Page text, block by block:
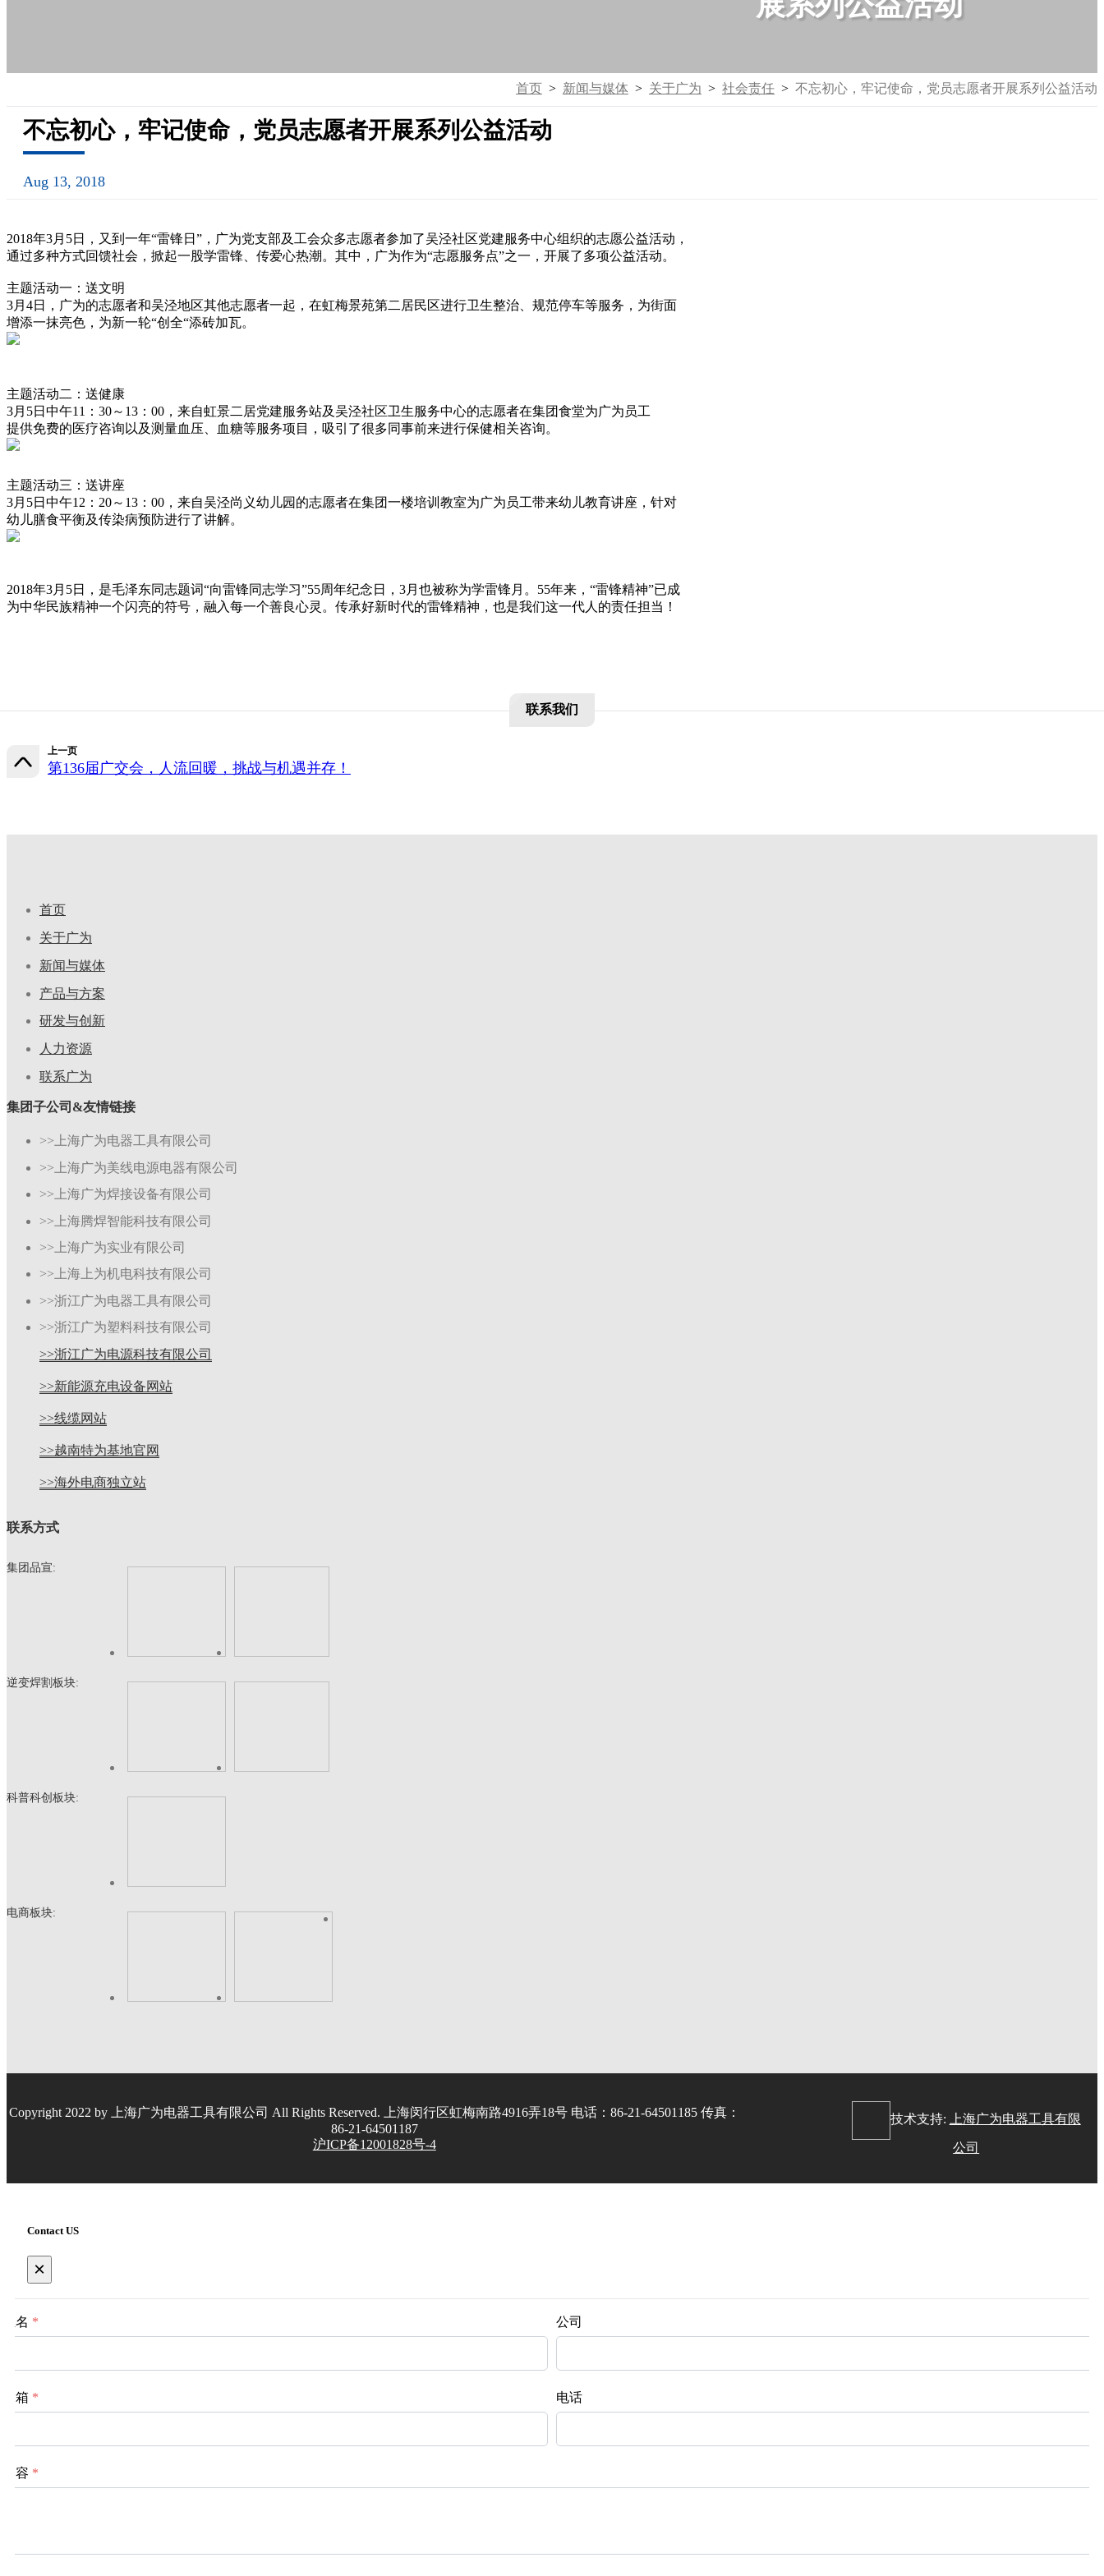
首页 > 新闻与媒体 > 关于广为 > 社会责任 > 不忘初心，牢记使命，党员志愿者开展系列公益活动
不忘初心，牢记使命，党员志愿者开展系列公益活动
Aug 13, 2018
2018年3月5日，又到一年“雷锋日”，广为党支部及工会众多志愿者参加了吴泾社区党建服务中心组织的志愿公益活动，
通过多种方式回馈社会，掀起一股学雷锋、传爱心热潮。其中，广为作为“志愿服务点”之一，开展了多项公益活动。
主题活动一：送文明
3月4日，广为的志愿者和吴泾地区其他志愿者一起，在虹梅景苑第二居民区进行卫生整治、规范停车等服务，为街面
增添一抹亮色，为新一轮“创全“添砖加瓦。
主题活动二：送健康
3月5日中午11：30～13：00，来自虹景二居党建服务站及吴泾社区卫生服务中心的志愿者在集团食堂为广为员工
提供免费的医疗咨询以及测量血压、血糖等服务项目，吸引了很多同事前来进行保健相关咨询。
主题活动三：送讲座
3月5日中午12：20～13：00，来自吴泾尚义幼儿园的志愿者在集团一楼培训教室为广为员工带来幼 儿教育讲座，针对
幼儿膳食平衡及传染病预防进行了讲解。
2018年3月5日，是毛泽东同志题词“向雷锋同志学习”55周年纪念日，3月也被称为学雷锋月。55年来 ，“雷锋精神”已成
为中华民族精神一个闪亮的符号，融入每一个善良心灵。传承好新时代的雷锋精神 ，也是我们这一代人的责任担当！
联系我们
上一页
第136届广交会，人流回暖，挑战与机遇并存！
首页
关于广为
新闻与媒体
产品与方案
研发与创新
人力资源
联系广为
集团子公司&友情链接
>>上海广为电器工具有限公司
>>上海广为美线电源电器有限公司
>>上海广为焊接设备有限公司
>>上海腾焊智能科技有限公司
>>上海广为实业有限公司
>>上海上为机电科技有限公司
>>浙江广为电器工具有限公司
>>浙江广为塑料科技有限公司
>>浙江广为电源科技有限公司
>>新能源充电设备网站
>>线缆网站
>>越南特为基地官网
>>海外电商独立站
联系方式
集团品宣:
逆变焊割板块:
科普科创板块:
电商板块:
Copyright 2022 by 上海广为电器工具有限公司 All Rights Reserved. 上海闵行区虹梅南路4916弄18号 电话：86-21-64501185 传真：
86-21-64501187
沪ICP备12001828号-4
技术支持: 上海广为电器工具有限
公司
Contact US
×
姓名 * 公司
邮箱 * 电话
内容 *